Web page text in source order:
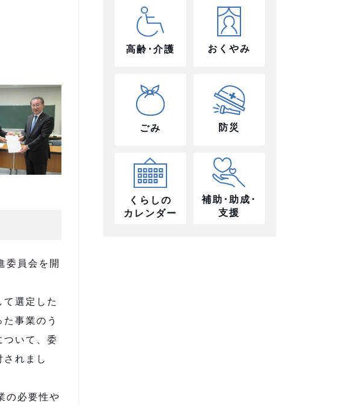
委員会を開
選定した
事業のう
ついて、委
れまし
の必要性や
高齢･介護 おくやみ
ごみ 防災
くらしの
カレンダー
補助･助成･
支援